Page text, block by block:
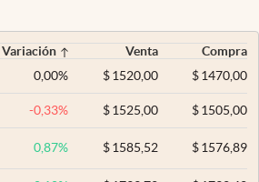
Variación Venta
Compra
0,00% $ 1520,00 $1470,00
-0,33% $ 1525,00 $1505,00
0,87% $ 1585,52 $1576,89